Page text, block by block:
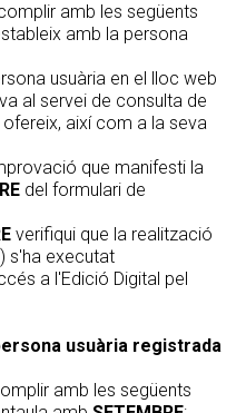
amb les següents
amb la persona
usuària en el lloc web
al servei de consulta de
ofereix, així com a la seva
que manifesti la
del formulari de
verifiqui que la realització
s'ha executat
a l'Edició Digital pel
usuària registrada
amb les següents